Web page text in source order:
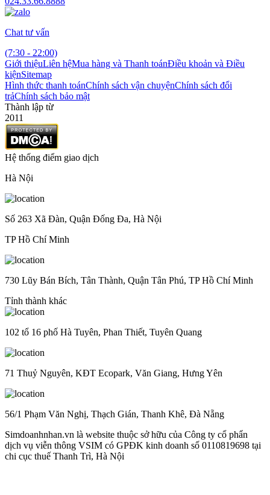
Chat tư vấn
(7:30 - 22:00)
Giới thiệuLiên hệMua hàng và Thanh toánĐiều khoản và Điều
kiệnSitemap
Hình thức thanh toánChính sách vận chuyệnChính sách đổi
trảChính sách bảo mật
Thành lập từ
2011
Hệ thống điểm giao dịch
Hà Nội
Số 263 Xã Đàn, Quận Đống Đa, Hà Nội
TP Hồ Chí Minh
730 Lũy Bán Bích, Tân Thành, Quận Tân Phú, TP Hồ Chí Minh
Tỉnh thành khác
102 tổ 16 phố Hà Tuyên, Phan Thiết, Tuyên Quang
71 Thuỷ Nguyên, KĐT Ecopark, Văn Giang, Hưng Yên
56/1 Phạm Văn Nghị, Thạch Gián, Thanh Khê, Đà Nẵng
Simdoanhnhan.vn là website thuộc sở hữu của Công ty cổ phẩn
dịch vụ viễn thông VSIM có GPĐK kinh doanh số 0110819698 tại
chi cục thuế Thanh Trì, Hà Nội